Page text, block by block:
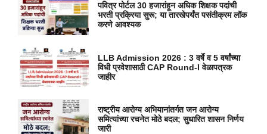
पवित्र पोर्टल 30 हजारांहून अधिक शिक्षक पदांची
भरती प्रक्रिया सुरू; या तारखेपर्यंत पसंतीक्रम लॉक
करणे आवश्यक
LLB Admission 2026 : 3 वर्षे व 5 वर्षांच्या
विधी प्रवेशासाठी CAP Round-I वेळापत्रक
जाहीर
राष्ट्रीय आरोग्य अभियानांतर्गत जन आरोग्य
समित्यांच्या रचनेत मोठे बदल; सुधारित शासन निर्णय
जारी